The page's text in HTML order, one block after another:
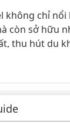
không chỉ
còn sở hữu
thu hút du
gian
in đẹp
Né Hotel.